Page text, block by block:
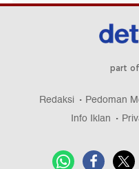
part of
Redaksi Pedoman
Info Iklan